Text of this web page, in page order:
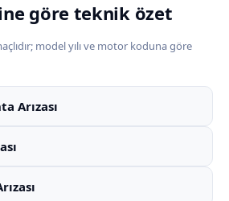
göre teknik özet
model yılı ve motor koduna göre
Arızası